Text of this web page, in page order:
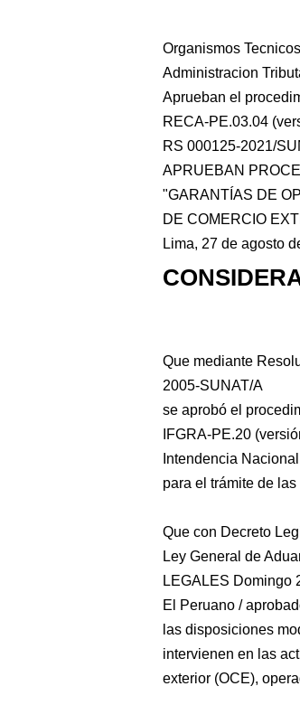
Organismos
Administracion
Aprueban el
RECA-PE.03.04
RS 000125-2021/
APRUEBAN
"GARANTÍAS DE
DE COMERCIO
Lima, 27 de agosto
Que mediante
2005-SUNAT/A
se aprobó el
IFGRA-PE.20
Intendencia
para el trámite de
Que con Decreto
Ley General de
LEGALES Domingo
El Peruano /
las disposiciones
intervienen en las
exterior (OCE),